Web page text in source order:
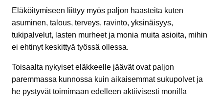
Eläköitymiseen liittyy myös paljon haasteita kuten
asuminen, talous, terveys, ravinto, yksinäisyys,
tukipalvelut, lasten murheet ja monia muita asioita, mihin
ei ehtinyt keskittyä työssä ollessa.
Toisaalta nykyiset eläkkeelle jäävät ovat paljon
paremmassa kunnossa kuin aikaisemmat sukupolvet ja
he pystyvät toimimaan edelleen aktiivisesti monilla